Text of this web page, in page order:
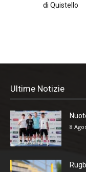
di Quistello
Ultime Notizie
8